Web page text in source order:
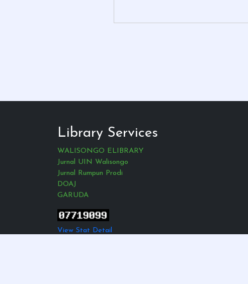
Library Services
WALISONGO ELIBRARY
Jurnal UIN Walisongo
Jurnal Rumpun Prodi
DOAJ
GARUDA
View Stat Detail